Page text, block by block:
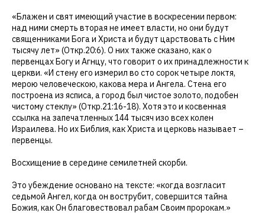
«Блажен и свят имеющий участие в воскресении первом:
над ними смерть вторая не имеет власти, но они будут
священниками Бога и Христа и будут царствовать с Ним
тысячу лет» (Откр.20:6). О них также сказано, как о
первенцах Богу и Агнцу, что говорит о их принадлежности к
церкви. «И стену его измерил во сто сорок четыре локтя,
мерою человеческою, какова мера и Ангела. Стена его
построена из ясписа, а город был чистое золото, подобен
чистому стеклу» (Откр.21:16-18). Хотя это и косвенная
ссылка на запечатленных 144 тысяч изо всех колен
Израилева. Но их Библия, как Христа и церковь называет –
первенцы.
Восхищение в середине семилетней скорби.
Это убеждение основано на тексте: «когда возгласит
седьмой Ангел, когда он вострубит, совершится тайна
Божия, как Он благовествовал рабам Своим пророкам.»